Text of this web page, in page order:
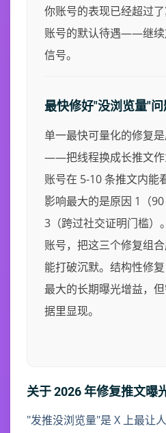
你账号的表现已经超过
账号的默认待遇——继续
信号。
最快修好"没浏览量"问
单一最快可量化的修复是
——把线程换成长推文作
账号在 5-10 条推文内能
影响最大的是原因 1（
3（跨过社交证明门槛）
账号，把这三个修复组
能打破沉默。结构性修
最大的长期曝光增益，
据里显现。
关于 2026 年修复推文曝
"发推没浏览量"是 X 上最